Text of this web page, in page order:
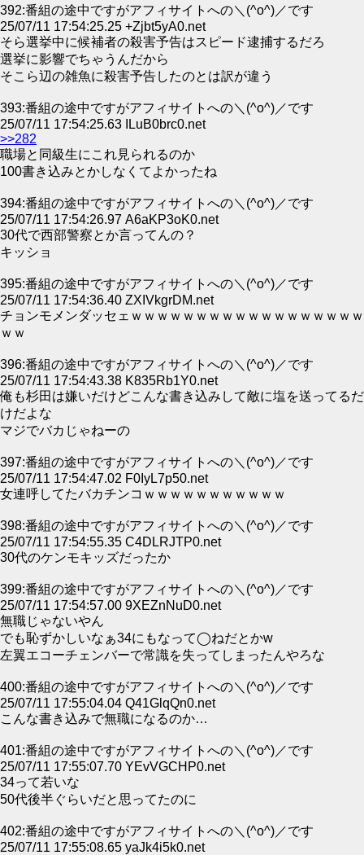
392:番組の途中ですがアフィサイトへの＼(^o^)／です
25/07/11 17:54:25.25 +Zjbt5yA0.net
そら選挙中に候補者の殺害予告はスピード逮捕するだろ
選挙に影響でちゃうんだから
そこら辺の雑魚に殺害予告したのとは訳が違う
393:番組の途中ですがアフィサイトへの＼(^o^)／です
25/07/11 17:54:25.63 ILuB0brc0.net
>>282
職場と同級生にこれ見られるのか
100書き込みとかしなくてよかったね
394:番組の途中ですがアフィサイトへの＼(^o^)／です
25/07/11 17:54:26.97 A6aKP3oK0.net
30代で西部警察とか言ってんの？
キッショ
395:番組の途中ですがアフィサイトへの＼(^o^)／です
25/07/11 17:54:36.40 ZXIVkgrDM.net
チョンモメンダッセェｗｗｗｗｗｗｗｗｗｗｗｗｗｗｗｗｗｗ
ｗｗ
396:番組の途中ですがアフィサイトへの＼(^o^)／です
25/07/11 17:54:43.38 K835Rb1Y0.net
俺も杉田は嫌いだけどこんな書き込みして敵に塩を送ってるだ
けだよな
マジでバカじゃねーの
397:番組の途中ですがアフィサイトへの＼(^o^)／です
25/07/11 17:54:47.02 F0IyL7p50.net
女連呼してたバカチンコｗｗｗｗｗｗｗｗｗｗｗ
398:番組の途中ですがアフィサイトへの＼(^o^)／です
25/07/11 17:54:55.35 C4DLRJTP0.net
30代のケンモキッズだったか
399:番組の途中ですがアフィサイトへの＼(^o^)／です
25/07/11 17:54:57.00 9XEZnNuD0.net
無職じゃないやん
でも恥ずかしいなぁ34にもなって◯ねだとかw
左翼エコーチェンバーで常識を失ってしまったんやろな
400:番組の途中ですがアフィサイトへの＼(^o^)／です
25/07/11 17:55:04.04 Q41GlqQn0.net
こんな書き込みで無職になるのか…
401:番組の途中ですがアフィサイトへの＼(^o^)／です
25/07/11 17:55:07.70 YEvVGCHP0.net
34って若いな
50代後半ぐらいだと思ってたのに
402:番組の途中ですがアフィサイトへの＼(^o^)／です
25/07/11 17:55:08.65 yaJk4i5k0.net